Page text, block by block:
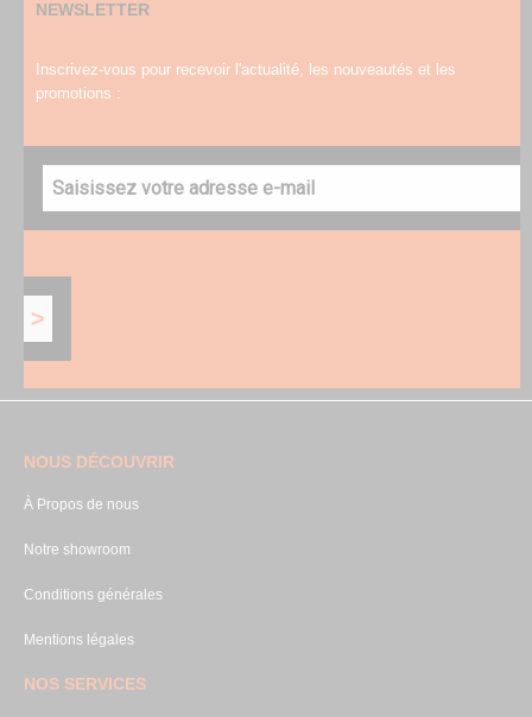
NEWSLETTER
Inscrivez-vous pour recevoir l'actualité, les nouveautés et les
promotions :
NOUS DÉCOUVRIR
À Propos de nous
Notre showroom
Conditions générales
Mentions légales
NOS SERVICES